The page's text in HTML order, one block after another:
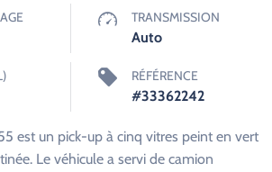
TRANSMISSION
Auto
RÉFÉRENCE
#33362242
est un pick-up à cinq vitres peint en vert
Le véhicule a servi de camion